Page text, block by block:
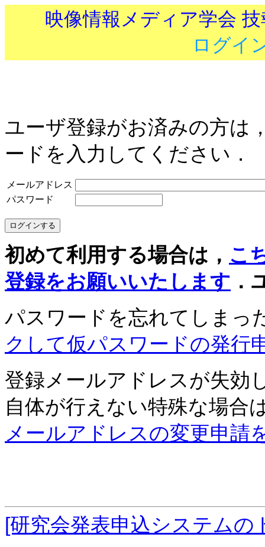
映像情報メディア学会
ログイ
ユーザ登録がお済みの方は
ードを入力してください．
メールアドレス
パスワード
初めて利用する場合は， こ
登録をお願いいたします ．
パスワードを忘れてしまっ
クして仮パスワードの発行
登録メールアドレスが失効
自体が行えない特殊な場合
メールアドレスの変更申請
[研究会発表申込システム